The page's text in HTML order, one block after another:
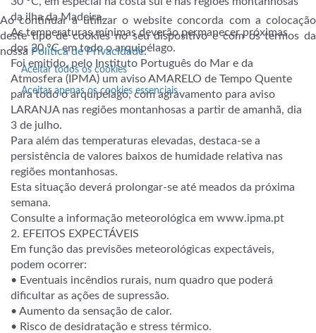
da ilha da Madeira.
As temperaturas mínimas deverão permanecer próximas
dos 20 °C em todo o arquipélago.
Foi emitido, pelo Instituto Português do Mar e da
Atmosfera (IPMA) um aviso AMARELO de Tempo Quente
para todo o arquipélago, com agravamento para aviso
LARANJA nas regiões montanhosas a partir de amanhã, dia
3 de julho.
Para além das temperaturas elevadas, destaca-se a
persistência de valores baixos de humidade relativa nas
regiões montanhosas.
Esta situação deverá prolongar-se até meados da próxima
semana.
Consulte a informação meteorológica em www.ipma.pt
2. EFEITOS EXPECTÁVEIS
Em função das previsões meteorológicas expectáveis,
podem ocorrer:
• Eventuais incêndios rurais, num quadro que poderá
dificultar as ações de supressão.
• Aumento da sensação de calor.
• Risco de desidratação e stress térmico.
Ao continuar a utilizar o website concorda com a colocação
deste tipo de cookies no seu dispositivo e com os termos da
nossa Política de Privacidade.
Aceitar todos os cookies
Aceitar apenas os cookies essenciais